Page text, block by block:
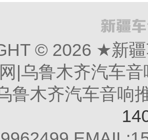
© 2026 ★新
|乌鲁木齐汽车
鲁木齐汽车音响